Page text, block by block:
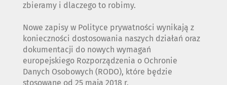
zbieramy i dlaczego to robimy.
Nowe zapisy w Polityce prywatności wynikają z
konieczności dostosowania naszych działań oraz
dokumentacji do nowych wymagań
europejskiego Rozporządzenia o Ochronie
Danych Osobowych (RODO), które będzie
stosowane od 25 maja 2018 r.